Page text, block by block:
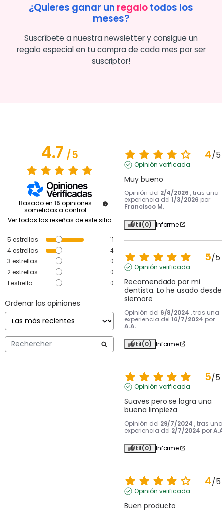
¿Quieres ganar un regalotodos los
meses?
Suscríbete a nuestra newsletter y consigue un
regalo especial en tu compra de cada mes por ser
suscriptor!
4.7/5
Basado en 15 opiniones
sometidas a control
Ver todas las reseñas de este sitio
5 estrellas
11
4estrellas
4
3 estrellas
0
2estrellas
0
1 estrella 0
Ordenar las opiniones
4/5
Opinión verificada
Muy bueno
Opinión del 2/4/2026 , tras una
experiencia del 1/3/2026 por
Francisco M.
Útil(0) Informe
5/5
Opinión verificada
Recomendado por mi
dentista. Lo he usado desde
siemore
Opinión del 6/8/2024 , tras una
experiencia del 16/7/2024 por
A.A.
Útil(0) Informe
5/5
Opinión verificada
Suaves pero se logra una
buena limpieza
Opinión del 29/7/2024 , tras una
experiencia del 2/7/2024 por
Útil(0) Informe
4/5
Opinión verificada
Buen producto